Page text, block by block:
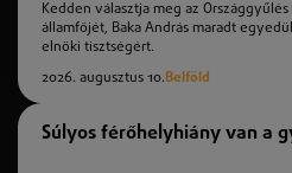
Kedden választja meg az
államfőjét, Baka András maradt
elnöki tisztségért.
2026. augusztus 10.Belföld
Súlyos férőhelyhiány van a